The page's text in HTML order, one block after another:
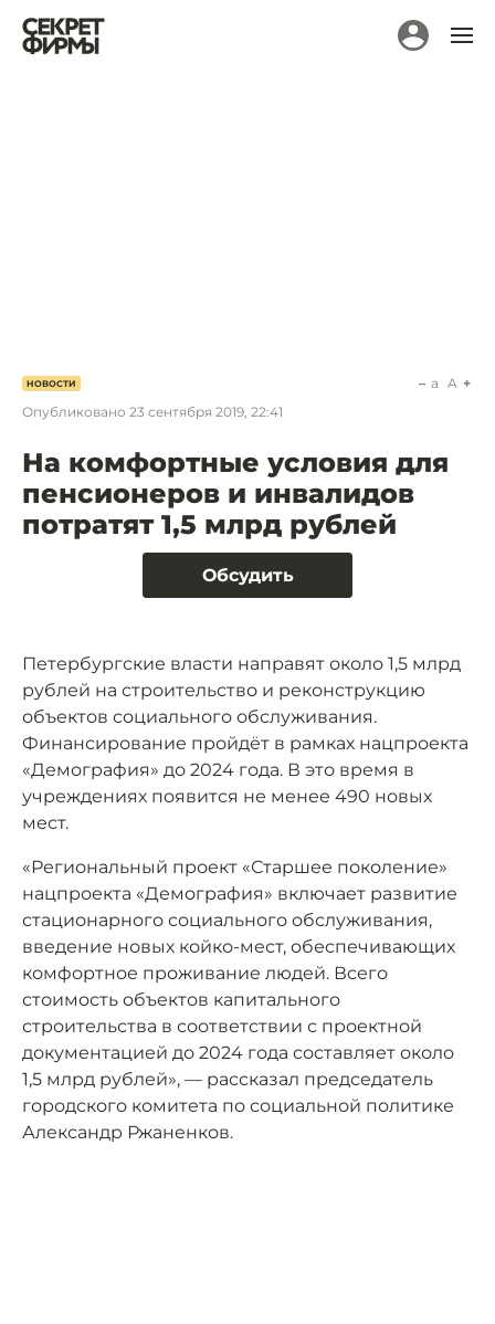
НОВОСТИ
Опубликовано 23 сентября 2019, 22:41
a A
На комфортные условия для
пенсионеров и инвалидов
потратят 1,5 млрд рублей
Обсудить
Петербургские власти направят около 1,5 млрд
рублей на строительство и реконструкцию
объектов социального обслуживания.
Финансирование пройдёт в рамках нацпроекта
«Демография» до 2024 года. В это время в
учреждениях появится не менее 490 новых
мест.
«Региональный проект «Старшее поколение»
нацпроекта «Демография» включает развитие
стационарного социального обслуживания,
введение новых койко-мест, обеспечивающих
комфортное проживание людей. Всего
стоимость объектов капитального
строительства в соответствии с проектной
документацией до 2024 года составляет около
1,5 млрд рублей», — рассказал председатель
городского комитета по социальной политике
Александр Ржаненков.